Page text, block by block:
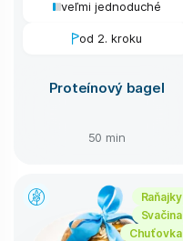
veľmi jednoduché
od 2. kroku
Proteínový bagel
50 min
Raňajky
Svačina
Chuťovka